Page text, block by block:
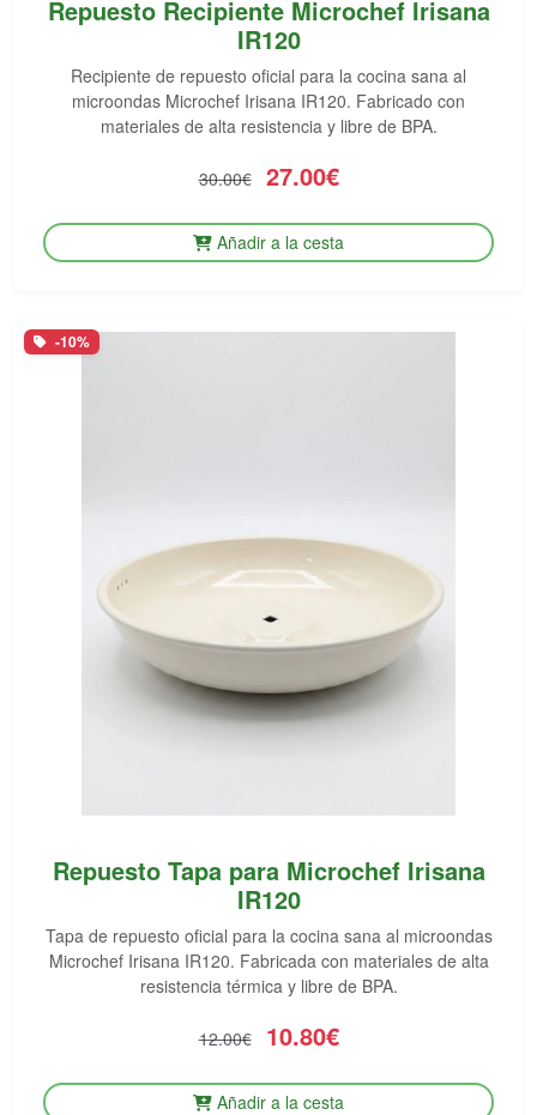
Repuesto Recipiente Microchef Irisana
IR120
Recipiente de repuesto oficial para la cocina sana al
microondas Microchef Irisana IR120. Fabricado con
materiales de alta resistencia y libre de BPA.
30.00€ 27.00€
Añadir a la cesta
-10%
Repuesto Tapa para Microchef Irisana
IR120
Tapa de repuesto oficial para la cocina sana al microondas
Microchef Irisana IR120. Fabricada con materiales de alta
resistencia térmica y libre de BPA.
12.00€ 10.80€
Añadir a la cesta